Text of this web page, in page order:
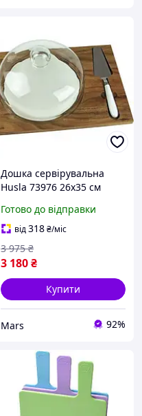
Дошка сервірувальна
Husla 73976 26х35 см
Готово до відправки
від318₴/міс
3 180₴
3 975 ₴
Купити
Mars 92%